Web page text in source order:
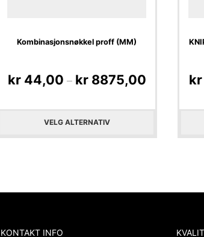
Kombinasjonsnøkkel proff (MM)
kr44,00 – kr8875,00
VELG ALTERNATIV
kr
KONTAKT INFO